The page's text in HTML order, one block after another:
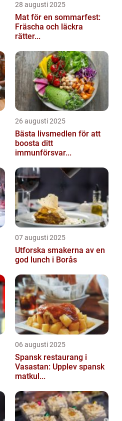
28 augusti 2025
Mat för en sommarfest:
Fräscha och läckra
rätter...
26 augusti 2025
Bästa livsmedlen för att
boosta ditt
immunförsvar...
07 augusti 2025
Utforska smakerna av en
god lunch i Borås
06 augusti 2025
Spansk restaurang i
Vasastan: Upplev spansk
matkul...